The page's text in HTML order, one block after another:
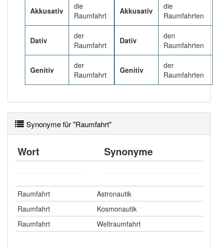
Akkusativ
die
Raumfahrt
Dativ
der
Raumfahrt
Genitiv
der
Raumfahrt
Akkusativ
die
Raumfahrten
Dativ
den
Raumfahrten
Genitiv
der
Raumfahrten
Synonyme für "Raumfahrt"
Wort Synonyme
Raumfahrt
Astronautik
Raumfahrt
Kosmonautik
Raumfahrt
Weltraumfahrt